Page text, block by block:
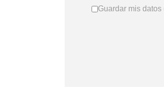
Guardar mis